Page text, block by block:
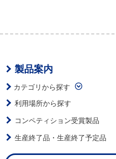
製品案内
カテゴリから探す
利用場所から探す
コンペティション受賞製品
生産終了品・生産終了予定品